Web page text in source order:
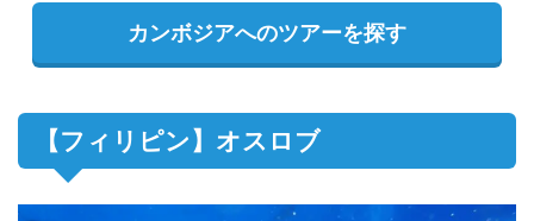
カンボジアへのツアーを探す
【フィリピン】オスロブ